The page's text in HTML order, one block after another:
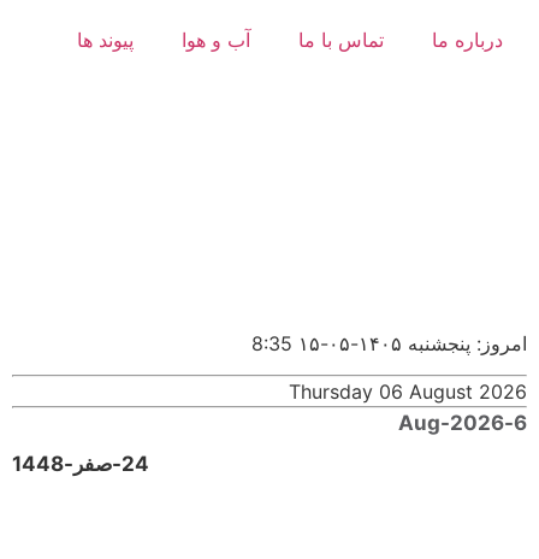
درباره ما تماس با ما آب و هوا پیوند ها
امروز: پنجشنبه ۱۴۰۵-۰۵-۱۵ 8:35
Thursday 06 August 2026
6-Aug-2026
24-صفر-1448